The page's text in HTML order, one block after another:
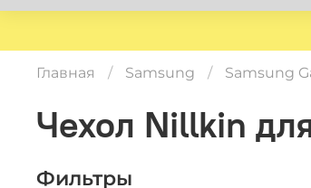
Главная Samsung Samsung
Чехол Nillkin
Фильтры